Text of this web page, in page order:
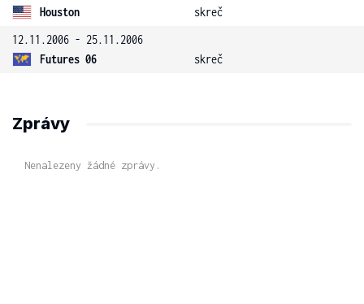
Houston
skreč
12.11.2006 - 25.11.2006
Futures 06
skreč
Zprávy
Nenalezeny žádné zprávy.